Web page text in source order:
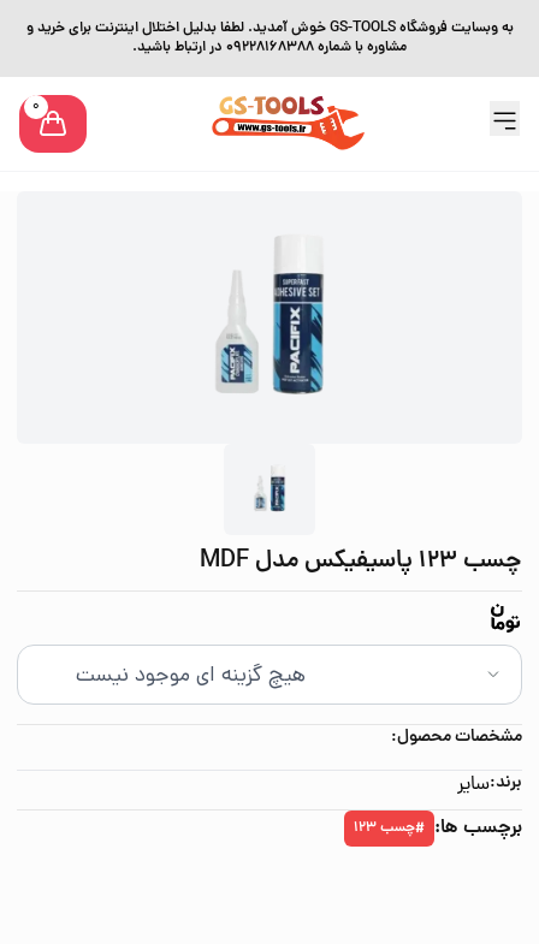
به وبسایت فروشگاه GS-TOOLS خوش آمدید. لطفا بدلیل اختلال اینترنت برای خرید و
مشاوره با شماره 09228168388 در ارتباط باشید.
0
چسب 123 پاسیفیکس مدل MDF
مشخصات محصول:
برند:سایر
برچسب ها: #چسب 123